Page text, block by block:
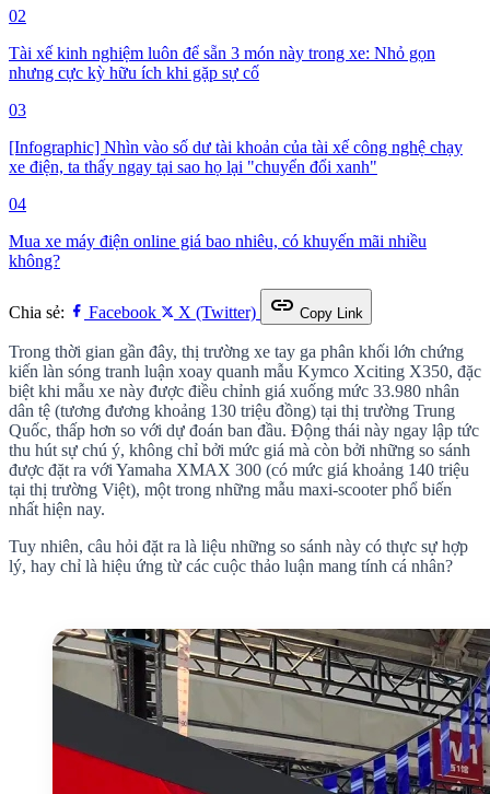
02
Tài xế kinh nghiệm luôn để sẵn 3 món này trong xe: Nhỏ gọn
nhưng cực kỳ hữu ích khi gặp sự cố
03
[Infographic] Nhìn vào số dư tài khoản của tài xế công nghệ chạy
xe điện, ta thấy ngay tại sao họ lại "chuyển đổi xanh"
04
Mua xe máy điện online giá bao nhiêu, có khuyến mãi nhiều
không?
Chia sẻ: Facebook X (Twitter) link Copy Link
Trong thời gian gần đây, thị trường xe tay ga phân khối lớn chứng
kiến làn sóng tranh luận xoay quanh mẫu Kymco Xciting X350, đặc
biệt khi mẫu xe này được điều chỉnh giá xuống mức 33.980 nhân
dân tệ (tương đương khoảng 130 triệu đồng) tại thị trường Trung
Quốc, thấp hơn so với dự đoán ban đầu. Động thái này ngay lập tức
thu hút sự chú ý, không chỉ bởi mức giá mà còn bởi những so sánh
được đặt ra với Yamaha XMAX 300 (có mức giá khoảng 140 triệu
tại thị trường Việt), một trong những mẫu maxi-scooter phổ biến
nhất hiện nay.
Tuy nhiên, câu hỏi đặt ra là liệu những so sánh này có thực sự hợp
lý, hay chỉ là hiệu ứng từ các cuộc thảo luận mang tính cá nhân?